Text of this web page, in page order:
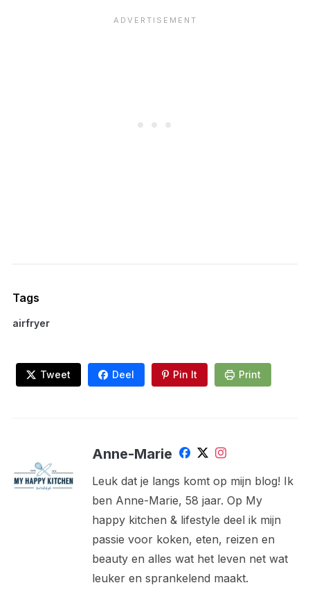
Tags
airfryer
Tweet Deel Pin It Print
Anne-Marie
Leuk dat je langs komt op mijn blog! Ik
ben Anne-Marie, 58 jaar. Op My
happy kitchen & lifestyle deel ik mijn
passie voor koken, eten, reizen en
beauty en alles wat het leven net wat
leuker en sprankelend maakt.